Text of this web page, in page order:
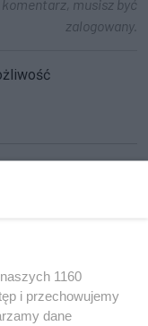
musisz być
zalogowany.
1160
i przechowujemy
dane